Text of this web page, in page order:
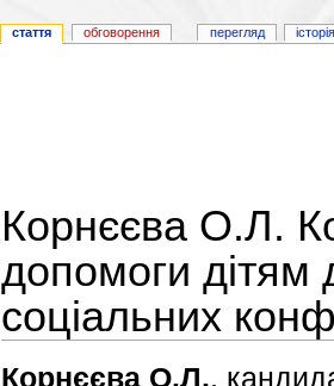
Корнєєва О.Л.
допомоги дітям
соціальних
Корнєєва О.Л.,
стаття обговорення перегляд